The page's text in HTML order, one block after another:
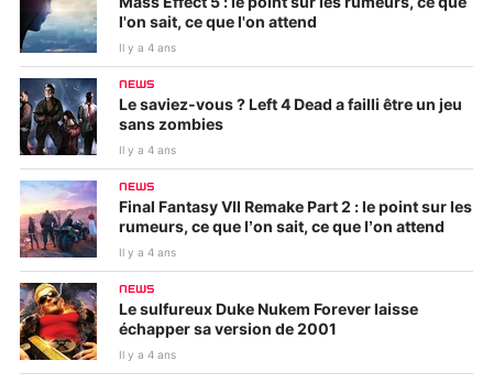
l'on sait, ce que l'on attend
Il y a 4 ans
NEWS
Le saviez-vous ? Left 4 Dead a failli être un jeu
sans zombies
Il y a 4 ans
NEWS
Final Fantasy VII Remake Part 2 : le point sur les
rumeurs, ce que l’on sait, ce que l’on attend
Il y a 4 ans
NEWS
Le sulfureux Duke Nukem Forever laisse
échapper sa version de 2001
Il y a 4 ans